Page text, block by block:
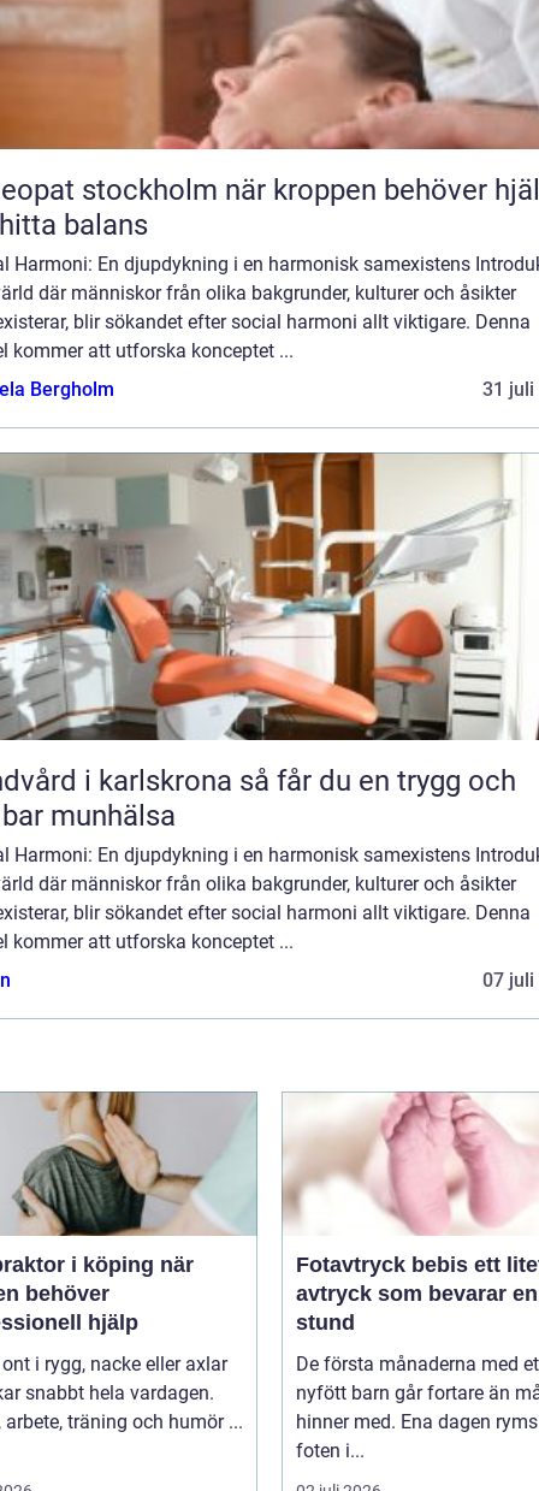
stockholm när kroppen behöver hjälp
balans
Harmoni: En djupdykning i en harmonisk samexistens
där människor från olika bakgrunder, kulturer och åsikter
blir sökandet efter social harmoni allt viktigare. Denna
kommer att utforska konceptet ...
Bergholm
31 juli
i karlskrona så får du en trygg och
munhälsa
Harmoni: En djupdykning i en harmonisk samexistens
där människor från olika bakgrunder, kulturer och åsikter
blir sökandet efter social harmoni allt viktigare. Denna
kommer att utforska konceptet ...
07 juli
i köping när
behöver
hjälp
i rygg, nacke eller axlar
snabbt hela vardagen.
arbete, träning och humör ...
Fotavtryck bebis ett litet
avtryck som bevarar
stund
De första månaderna med
nyfött barn går fortare än
hinner med. Ena dagen
foten i...